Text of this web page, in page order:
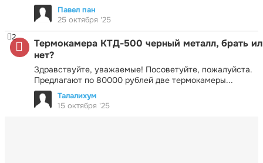
Павел пан
25 октября '25
Термокамера КТД-500 черный металл, брать
нет?
Здравствуйте, уважаемые! Посоветуйте, пожалуйста.
Предлагают по 80000 рублей две термокамеры...
2
Талалихум
15 октября '25